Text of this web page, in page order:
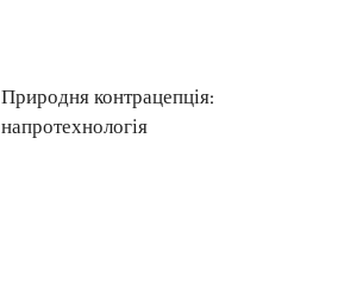
Природня контрацепція:
напротехнологія